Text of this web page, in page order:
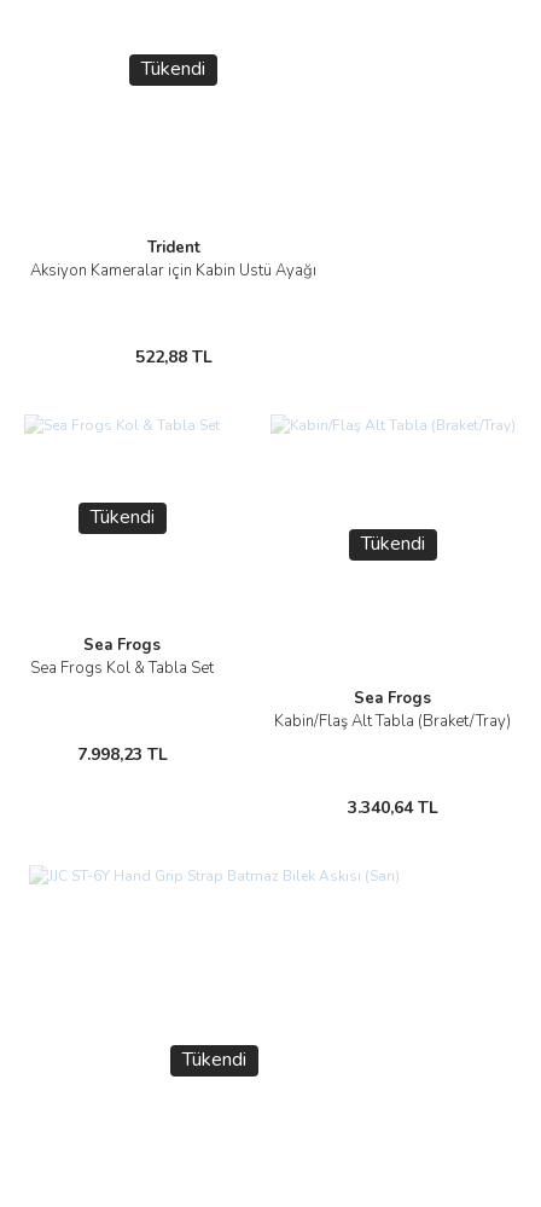
Tükendi
Trident
Aksiyon Kameralar için Kabin Üstü Ayağı
522,88 TL
Tükendi
Sea Frogs
Sea Frogs Kol & Tabla Set
7.998,23 TL
Tükendi
Sea Frogs
Kabin/Flaş Alt Tabla (Braket/Tray)
3.340,64 TL
Tükendi